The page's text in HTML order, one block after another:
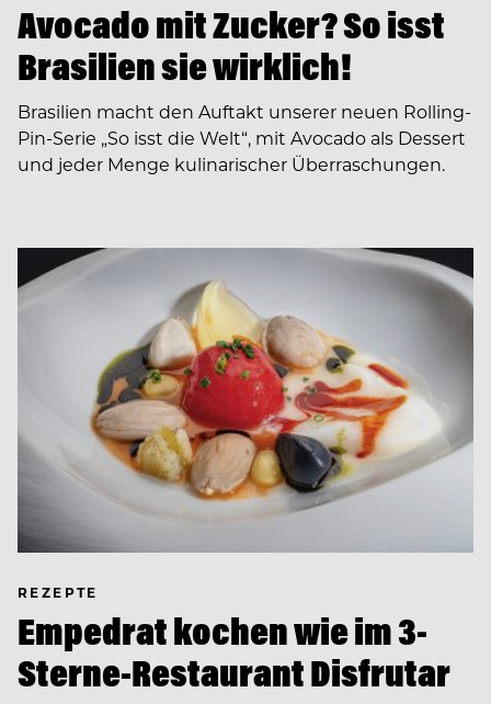
Avocado mit Zucker? So isst
Brasilien sie wirklich!
Brasilien macht den Auftakt unserer neuen Rolling-
Pin-Serie „So isst die Welt“, mit Avocado als Dessert
und jeder Menge kulinarischer Überraschungen.
REZEPTE
Empedrat kochen wie im 3-
Sterne-Restaurant Disfrutar